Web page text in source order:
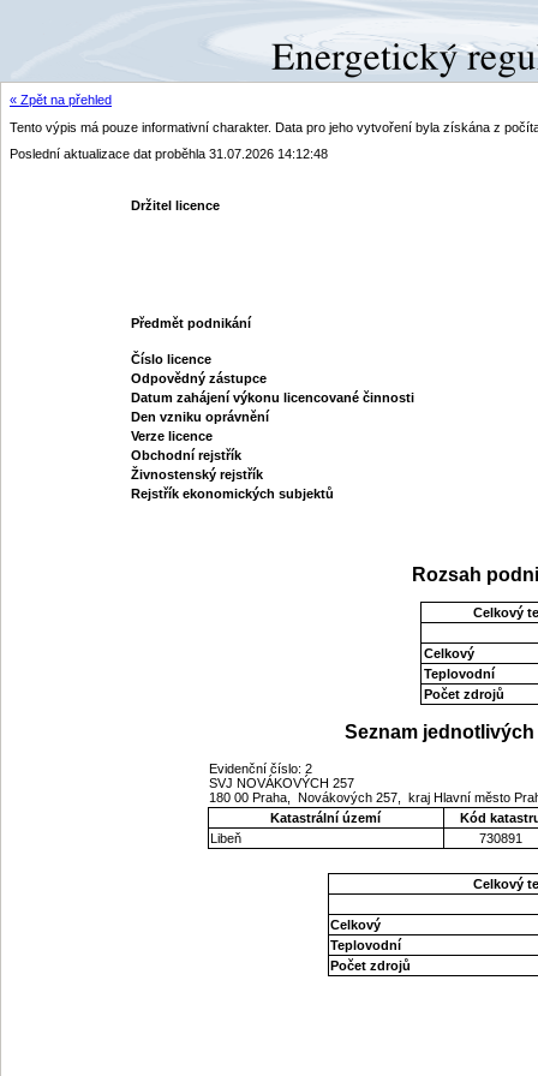
« Zpět na přehled
Tento výpis má pouze informativní charakter. Data pro jeho vytvoření byla získána z
Poslední aktualizace dat proběhla 31.07.2026 14:12:48
Držitel licence
Předmět podnikání
Číslo licence
Odpovědný zástupce
Datum zahájení výkonu licencované činnosti
Den vzniku oprávnění
Verze licence
Obchodní rejstřík
Živnostenský rejstřík
Rejstřík ekonomických subjektů
Rozsah
Celkový
Celkový
Teplovodní
Počet zdrojů
Seznam
Evidenční číslo: 2
SVJ NOVÁKOVÝCH 257
180 00 Praha, Novákových 257, kraj Hlavní město
Katastrální území
Kód
Libeň
730891
Celkový
Celkový
Teplovodní
Počet zdrojů